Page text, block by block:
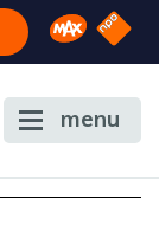
Omroep
NPO
menu